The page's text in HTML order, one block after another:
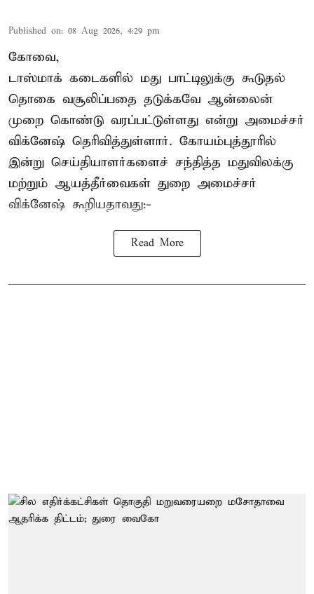
Published on: 08 Aug 2026, 4:29 pm
கோவை,
டாஸ்மாக் கடைகளில் மது பாட்டிலுக்கு கூடுதல்
தொகை வசூலிப்பதை தடுக்கவே ஆன்லைன்
முறை கொண்டு வரப்பட்டுள்ளது என்று அமைச்சர்
விக்னேஷ் தெரிவித்துள்ளார். கோயம்புத்தூரில்
இன்று செய்தியாளர்களைச் சந்தித்த மதுவிலக்கு
மற்றும் ஆயத்தீர்வைகள் துறை அமைச்சர்
விக்னேஷ் கூறியதாவது:-
Read More